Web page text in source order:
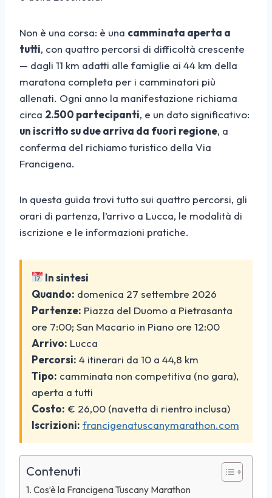
Non è una corsa: è una camminata aperta a
tutti, con quattro percorsi di difficoltà crescente
— dagli 11 km adatti alle famiglie ai 44 km della
maratona completa per i camminatori più
allenati. Ogni anno la manifestazione richiama
circa 2.500 partecipanti, e un dato significativo:
un iscritto su due arriva da fuori regione, a
conferma del richiamo turistico della Via
Francigena.
In questa guida trovi tutto sui quattro percorsi, gli
orari di partenza, l’arrivo a Lucca, le modalità di
iscrizione e le informazioni pratiche.
In sintesi
Quando: domenica 27 settembre 2026
Partenze: Piazza del Duomo a Pietrasanta
ore 7:00; San Macario in Piano ore 12:00
Arrivo: Lucca
Percorsi: 4 itinerari da 10 a 44,8 km
Tipo: camminata non competitiva (no gara),
aperta a tutti
Costo: € 26,00 (navetta di rientro inclusa)
Iscrizioni: francigenatuscanymarathon.com
Contenuti
Cos’è la Francigena Tuscany Marathon